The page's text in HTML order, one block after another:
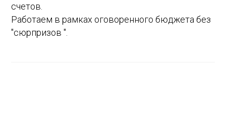
счетов.
Работаем в рамках оговоренного бюджета без
"сюрпризов ".